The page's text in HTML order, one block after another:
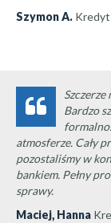
Szymon A. Kredyt
Szczerze
Bardzo
atmosferze. Cały
pozostaliśmy w
bankiem. Pełny
sprawy.
Maciej, Hanna